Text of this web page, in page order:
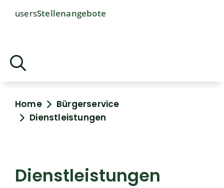
usersStellenangebote
Home
Bürgerservice
Dienstleistungen
Dienstleistungen